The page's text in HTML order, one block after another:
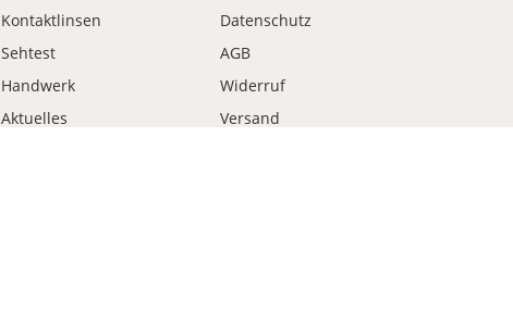
Kontaktlinsen
Sehtest
Handwerk
Aktuelles
Datenschutz
AGB
Widerruf
Versand